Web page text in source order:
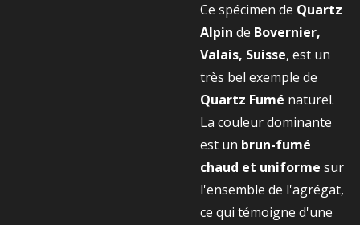
Ce spécimen de Quartz
Alpin de Bovernier,
Valais, Suisse, est un
très bel exemple de
Quartz Fumé naturel.
La couleur dominante
est un brun-fumé
chaud et uniforme sur
l'ensemble de l'agrégat,
ce qui témoigne d'une